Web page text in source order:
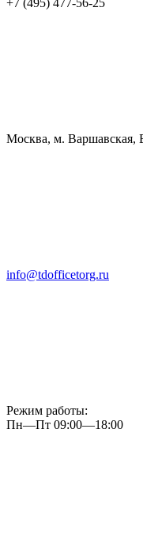
Москва, м. Варшавская,
info@tdofficetorg.ru
Режим работы:
Пн—Пт 09:00—18:00